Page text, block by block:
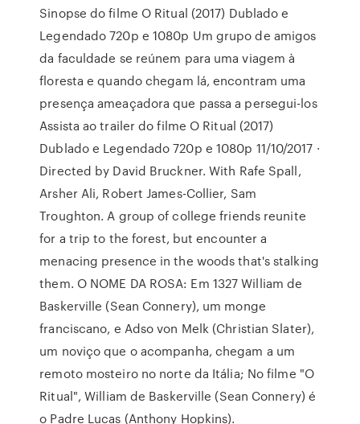
Sinopse do filme O Ritual (2017) Dublado e
Legendado 720p e 1080p Um grupo de amigos
da faculdade se reúnem para uma viagem à
floresta e quando chegam lá, encontram uma
presença ameaçadora que passa a persegui-los
Assista ao trailer do filme O Ritual (2017)
Dublado e Legendado 720p e 1080p 11/10/2017 ·
Directed by David Bruckner. With Rafe Spall,
Arsher Ali, Robert James-Collier, Sam
Troughton. A group of college friends reunite
for a trip to the forest, but encounter a
menacing presence in the woods that's stalking
them. O NOME DA ROSA: Em 1327 William de
Baskerville (Sean Connery), um monge
franciscano, e Adso von Melk (Christian Slater),
um noviço que o acompanha, chegam a um
remoto mosteiro no norte da Itália; No filme "O
Ritual", William de Baskerville (Sean Connery) é
o Padre Lucas (Anthony Hopkins).